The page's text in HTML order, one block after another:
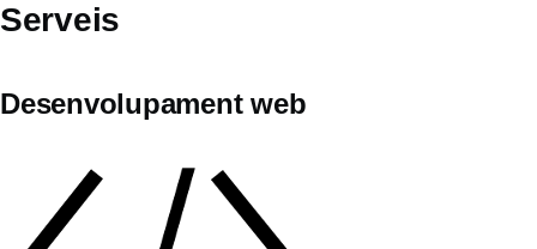
Serveis
Desenvolupament web